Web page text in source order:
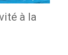
à la